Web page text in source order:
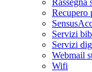
Rassegna
Recupero
Servizi
Servizi
Webmail
Wifi